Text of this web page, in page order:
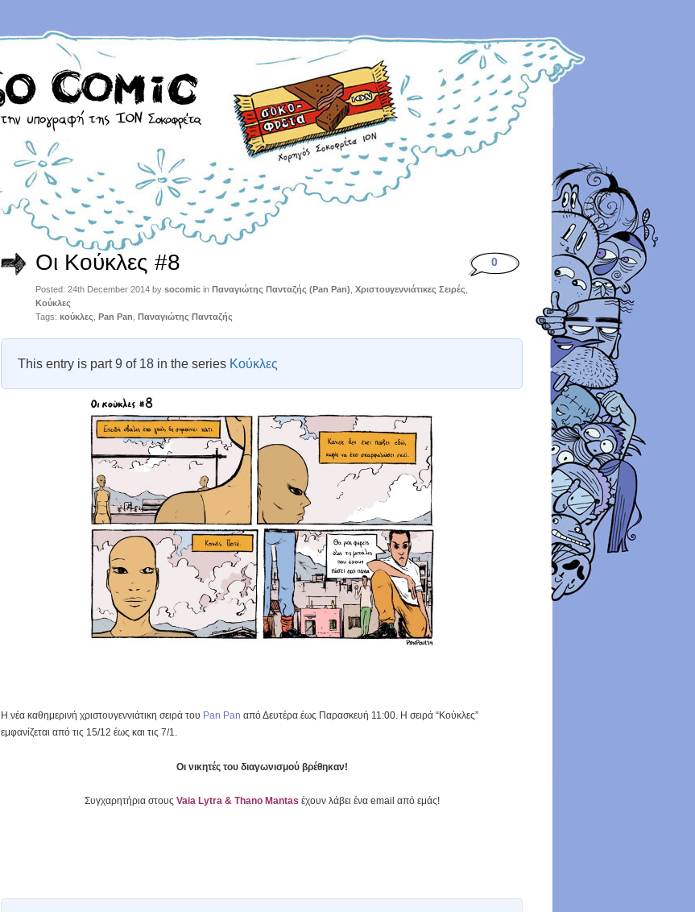
Οι Κούκλες #8
Posted: 24th December 2014 by socomic in Παναγιώτης Πανταζής (Pan Pan) Χριστουγεννιάτικες Σειρές
Κούκλες
Tags: κούκλες Pan Pan Παναγιώτης Πανταζής
0
This entry is part 9 of 18 in the series Κούκλες
H νέα καθημερινή χριστουγεννιάτικη σειρά του Pan Pan από Δευτέρα έως Παρασκευή 11:00. Η σειρά “Κούκλες”
εμφανίζεται από τις 15/12 έως και τις 7/1.
Οι νικητές του διαγωνισμού βρέθηκαν!
Συγχαρητήρια στους Vaia Lytra & Thano Mantas έχουν λάβει ένα email από εμάς!